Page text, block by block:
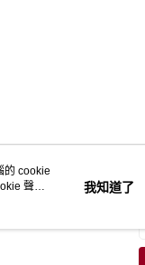
的 cookie
聲明
我知道了